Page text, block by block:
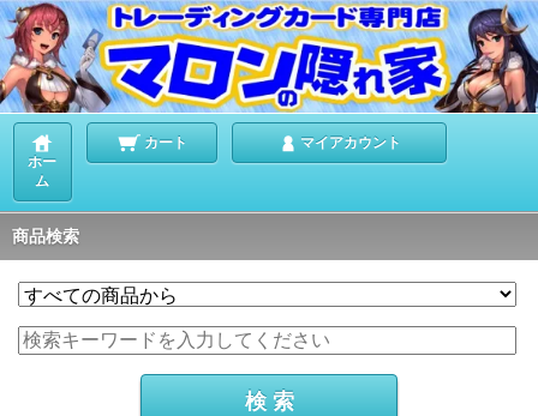
ホー
ム
カート マイアカウント
商品検索